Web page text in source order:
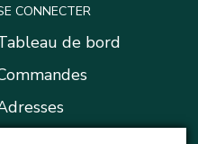
CONNECTER
de bord